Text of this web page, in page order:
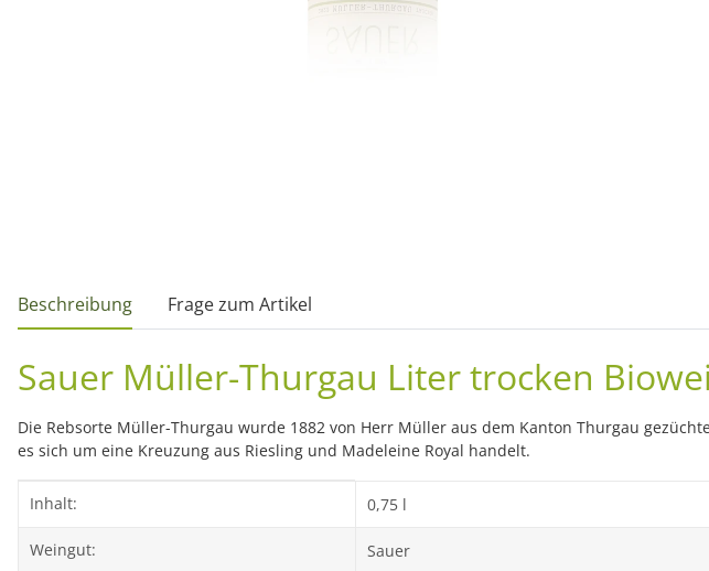
weitere Registerkarten anzeigen
Beschreibung Frage zum Artikel
Sauer Müller-Thurgau Liter trocken
Die Rebsorte Müller-Thurgau wurde 1882 von Herr Müller aus dem Kanton Thurgau
es sich um eine Kreuzung aus Riesling und Madeleine Royal handelt.
Produkteigenschaft
Wert
Inhalt: 0,75 l
Weingut: Sauer